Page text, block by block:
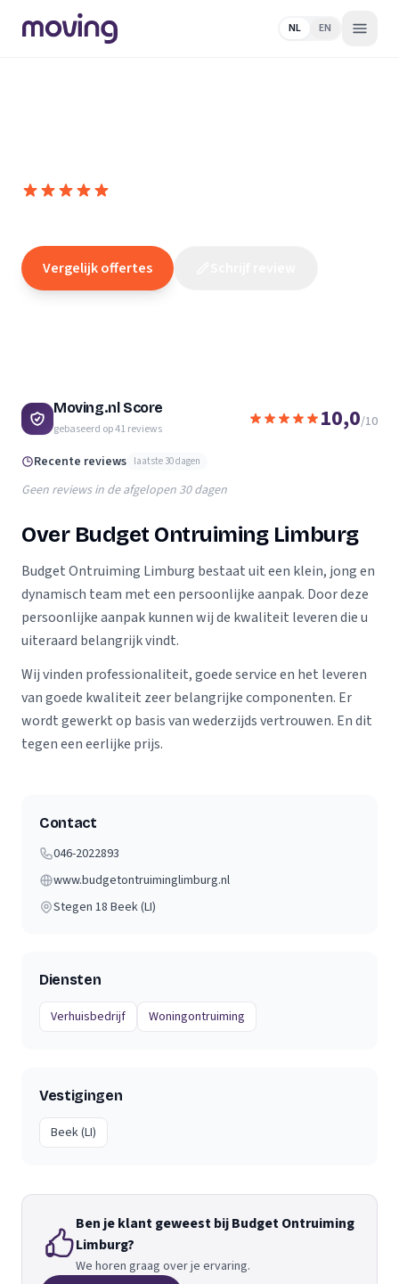
NL EN
Vergelijk offertes
Moving.nl Score
gebaseerd op41reviews 10,0/10
Recente reviews laatste 30 dagen
Geen reviews in de afgelopen 30 dagen
Over Budget Ontruiming Limburg
Budget Ontruiming Limburg bestaat uit een klein, jong en
dynamisch team met een persoonlijke aanpak. Door deze
persoonlijke aanpak kunnen wij de kwaliteit leveren die u
uiteraard belangrijk vindt.
Wij vinden professionaliteit, goede service en het leveren
van goede kwaliteit zeer belangrijke componenten. Er
wordt gewerkt op basis van wederzijds vertrouwen. En dit
tegen een eerlijke prijs.
Contact
046-2022893
www.budgetontruiminglimburg.nl
Stegen 18 Beek (LI)
Diensten
Verhuisbedrijf Woningontruiming
Vestigingen
Beek (LI)
Ben je klant geweest bij Budget Ontruiming
Limburg?
We horen graag over je ervaring.